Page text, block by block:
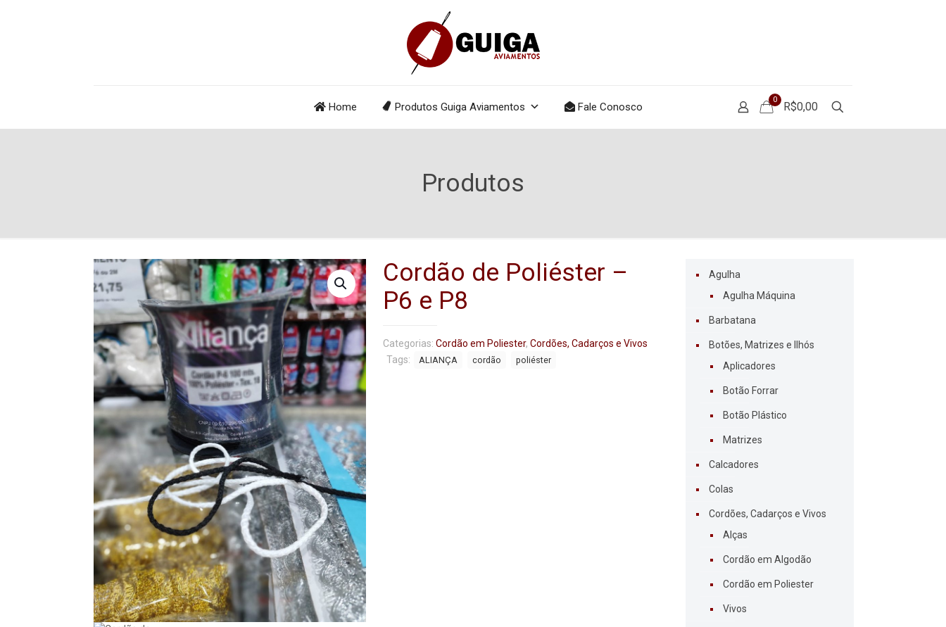
Home Produtos Guiga Aviamentos Fale Conosco
0
R$0,00
Produtos
Cordão de Poliéster –
P6 e P8
Categorias: Cordão em Poliester, Cordões, Cadarços e Vivos
Tags:
ALIANÇA cordão poliéster
Agulha
Agulha Máquina
Barbatana
Botões, Matrizes e Ilhós
Aplicadores
Botão Forrar
Botão Plástico
Matrizes
Calcadores
Colas
Cordões, Cadarços e Vivos
Alças
Cordão em Algodão
Cordão em Poliester
Vivos